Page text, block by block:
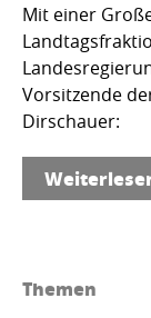
Mit einer
Vorsitzende
Dirschauer:
Themen